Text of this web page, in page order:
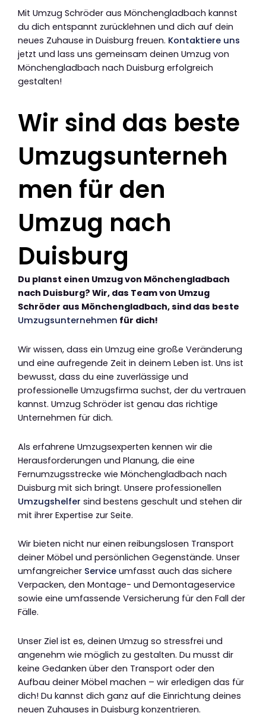
Mit Umzug Schröder aus Mönchengladbach kannst
du dich entspannt zurücklehnen und dich auf dein
neues Zuhause in Duisburg freuen. Kontaktiere uns
jetzt und lass uns gemeinsam deinen Umzug von
Mönchengladbach nach Duisburg erfolgreich
gestalten!
Wir sind das beste
Umzugsunterneh
men für den
Umzug nach
Duisburg
Du planst einen Umzug von Mönchengladbach
nach Duisburg? Wir, das Team von Umzug
Schröder aus Mönchengladbach, sind das beste
Umzugsunternehmen für dich!
Wir wissen, dass ein Umzug eine große Veränderung
und eine aufregende Zeit in deinem Leben ist. Uns ist
bewusst, dass du eine zuverlässige und
professionelle Umzugsfirma suchst, der du vertrauen
kannst. Umzug Schröder ist genau das richtige
Unternehmen für dich.
Als erfahrene Umzugsexperten kennen wir die
Herausforderungen und Planung, die eine
Fernumzugsstrecke wie Mönchengladbach nach
Duisburg mit sich bringt. Unsere professionellen
Umzugshelfer sind bestens geschult und stehen dir
mit ihrer Expertise zur Seite.
Wir bieten nicht nur einen reibungslosen Transport
deiner Möbel und persönlichen Gegenstände. Unser
umfangreicher Service umfasst auch das sichere
Verpacken, den Montage- und Demontageservice
sowie eine umfassende Versicherung für den Fall der
Fälle.
Unser Ziel ist es, deinen Umzug so stressfrei und
angenehm wie möglich zu gestalten. Du musst dir
keine Gedanken über den Transport oder den
Aufbau deiner Möbel machen – wir erledigen das für
dich! Du kannst dich ganz auf die Einrichtung deines
neuen Zuhauses in Duisburg konzentrieren.